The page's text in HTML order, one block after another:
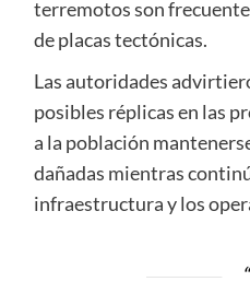
terremotos son
de placas tectónicas.
Las autoridades
posibles réplicas en las
a la población
dañadas mientras
infraestructura y los